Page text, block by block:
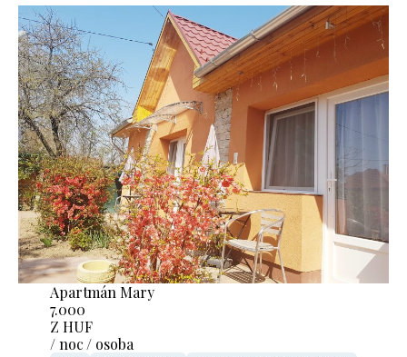
Apartmán Mary
7.000
Z HUF
/ noc / osoba